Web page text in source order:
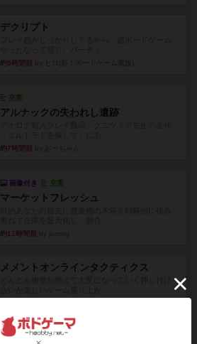
デクリプト
約5時間前
充実
アルナックの失われし遺跡
約7時間前
画像付き 充実
マーケットフレッシュ
約11時間前
メメントオンラインタクティクス
ヘックメック